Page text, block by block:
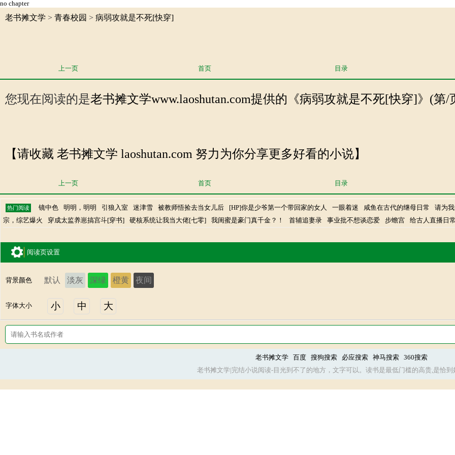
no chapter
老书摊文学 > 青春校园 > 病弱攻就是不死[快穿]
上一页 首页 目录
您现在阅读的是老书摊文学www.laoshutan.com提供的《病弱攻就是不死[快穿]》(第/
【请收藏 老书摊文学 laoshutan.com 努力为你分享更多好看的小说】
上一页 首页 目录
热门阅读 镜中色 明明，明明 引狼入室 迷津雪 被教师悟捡去当女儿后 [HP]你是少爷第一个带回家的女人 一眼着迷 咸鱼在古代的继母日常 请为我
宗，综艺爆火
穿成太监养崽搞宫斗[穿书] 硬核系统让我当大佬[七零] 我闺蜜是豪门真千金？！ 首辅追妻录 事业批不想谈恋爱 步蟾宫 给古人直播日常
阅读页设置
背景颜色 默认 淡灰 深绿 橙黄 夜间
字体大小 小 中 大
老书摊文学 百度 搜狗搜索 必应搜索 神马搜索
360搜索
老书摊文学|完结小说阅读-目光到不了的地方，文字可以。读书是最低门槛的高贵,是恰到